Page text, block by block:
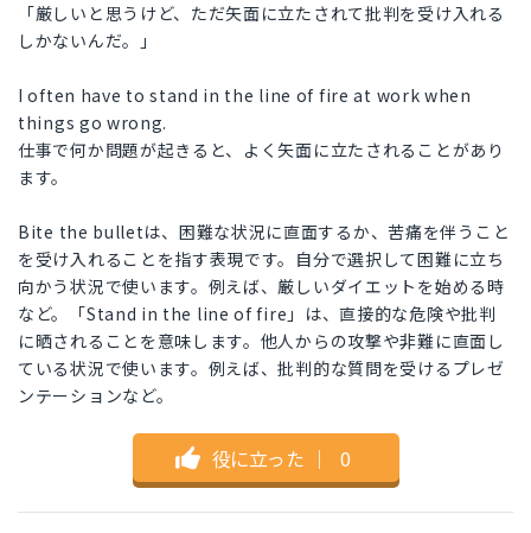
「厳しいと思うけど、ただ矢面に立たされて批判を受け入れる
しかないんだ。」
I often have to stand in the line of fire at work when
things go wrong.
仕事で何か問題が起きると、よく矢面に立たされることがあり
ます。
Bite the bulletは、困難な状況に直面するか、苦痛を伴うこと
を受け入れることを指す表現です。自分で選択して困難に立ち
向かう状況で使います。例えば、厳しいダイエットを始める時
など。「Stand in the line of fire」は、直接的な危険や批判
に晒されることを意味します。他人からの攻撃や非難に直面し
ている状況で使います。例えば、批判的な質問を受けるプレゼ
ンテーションなど。
役に立った ｜ 0